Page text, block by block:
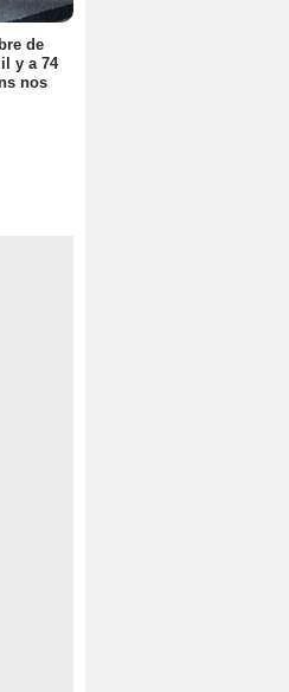
de
y a 74
nos